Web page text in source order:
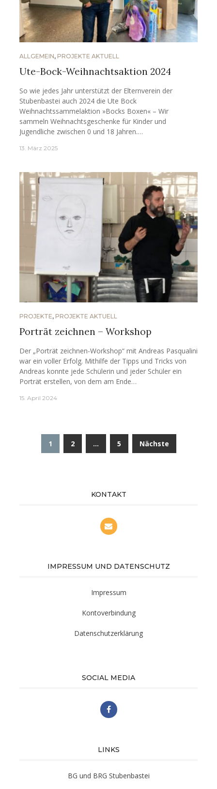
ALLGEMEIN, PROJEKTE AKTUELL
Ute-Bock-Weihnachtsaktion 2024
So wie jedes Jahr unterstützt der Elternverein der
Stubenbastei auch 2024 die Ute Bock
Weihnachtssammelaktion »Bocks Boxen« – Wir
sammeln Weihnachtsgeschenke für Kinder und
Jugendliche zwischen 0 und 18 Jahren.…
13. März 2025
PROJEKTE, PROJEKTE AKTUELL
Porträt zeichnen – Workshop
Der „Porträt zeichnen-Workshop“ mit Andreas Pasqualini
war ein voller Erfolg. Mithilfe der Tipps und Tricks von
Andreas konnte jede Schülerin und jeder Schüler ein
Porträt erstellen, von dem am Ende…
15. April 2024
Seitennummerierung
1 2 … 5 Nächste
KONTAKT
IMPRESSUM UND DATENSCHUTZ
Impressum
Kontoverbindung
Datenschutzerklärung
SOCIAL MEDIA
LINKS
BG und BRG Stubenbastei